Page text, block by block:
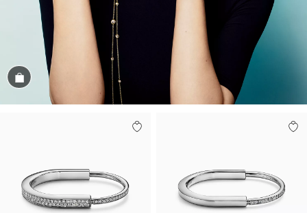
Посмотреть